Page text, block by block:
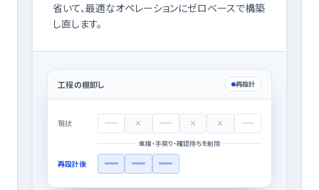
省いて、最適なオペレーションにゼロベースで構築
し直します。
工程の棚卸し 再設計
現状 × × ×
重複・手戻り・確認待ちを削除
再設計後